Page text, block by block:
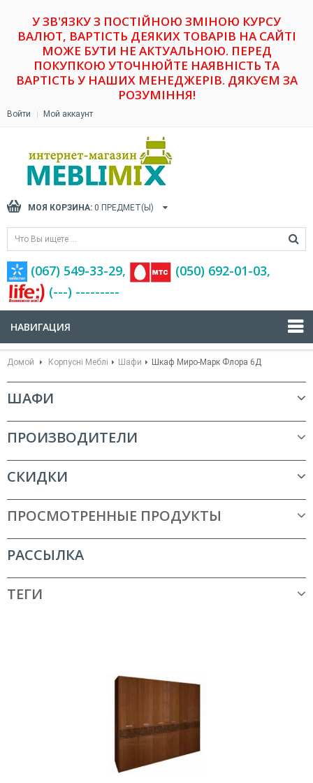
У ЗВ'ЯЗКУ З ПОСТІЙНОЮ ЗМІНОЮ КУРСУ
ВАЛЮТ, ВАРТІСТЬ ДЕЯКИХ ТОВАРІВ НА САЙТІ
МОЖЕ БУТИ НЕ АКТУАЛЬНОЮ. ПЕРЕД
ПОКУПКОЮ УТОЧНЮЙТЕ НАЯВНІСТЬ ТА
ВАРТІСТЬ У НАШИХ МЕНЕДЖЕРІВ. ДЯКУЄМ ЗА
РОЗУМІННЯ!
Войти Мой аккаунт
МОЯ КОРЗИНА: 0 ПРЕДМЕТ(Ы)
(067) 549-33-29,
(‎050) 692-01-03,
(---) ---------
НАВИГАЦИЯ
Домой Корпусні Меблі Шафи Шкаф Миро-Марк Флора 6Д
ШАФИ
ПРОИЗВОДИТЕЛИ
СКИДКИ
ПРОСМОТРЕННЫЕ ПРОДУКТЫ
РАССЫЛКА
ТЕГИ